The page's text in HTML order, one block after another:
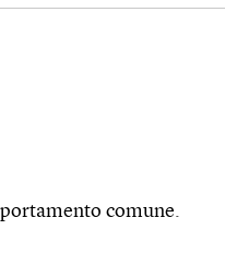
comune.